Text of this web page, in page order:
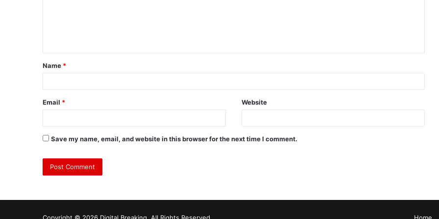
Name *
Email * Website
Save my name, email, and website in this browser for the next time I comment.